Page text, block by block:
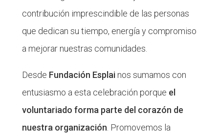
contribución imprescindible de las personas
que dedican su tiempo, energía y compromiso
a mejorar nuestras comunidades.
Desde Fundación Esplainos sumamos con
entusiasmo a esta celebración porque el
voluntariado forma parte del corazón de
nuestra organización . Promovemos la